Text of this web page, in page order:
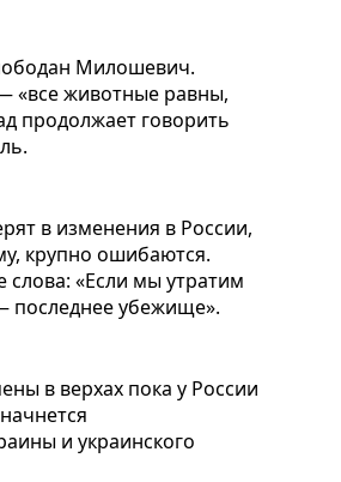
Милошевич.
«все животные равны,
продолжает говорить
в изменения в России,
крупно ошибаются.
«Если мы утратим
последнее убежище».
в верхах пока у России
и украинского